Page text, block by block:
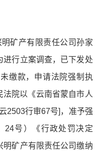
矿产有限责任公司孙家
进行立案调查，已下发处
缴款，申请法院强制执
院以《云南省蒙自市人
2503行审67号]，准予强
24号）《行政处罚决定
明矿产有限责任公司缴纳